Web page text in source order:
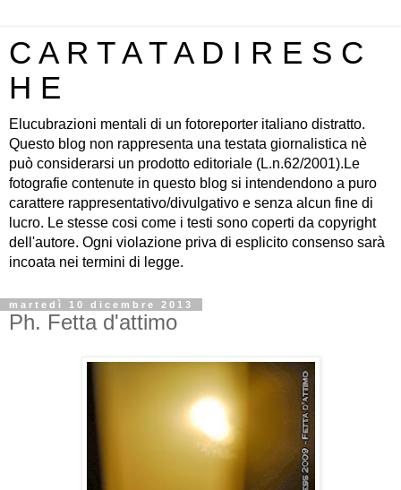
C A R T A T A D I R E S C
H E
Elucubrazioni mentali di un fotoreporter italiano distratto.
Questo blog non rappresenta una testata giornalistica nè
può considerarsi un prodotto editoriale (L.n.62/2001).Le
fotografie contenute in questo blog si intendendono a puro
carattere rappresentativo/divulgativo e senza alcun fine di
lucro. Le stesse cosi come i testi sono coperti da copyright
dell'autore. Ogni violazione priva di esplicito consenso sarà
incoata nei termini di legge.
martedì 10 dicembre 2013
Ph. Fetta d'attimo